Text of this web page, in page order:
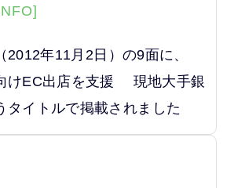
2012年11月2日）の9面に、
けEC出店を支援 現地大手銀
タイトルで掲載されました